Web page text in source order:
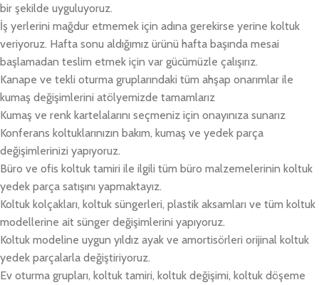
bir şekilde uyguluyoruz.
İş yerlerini mağdur etmemek için adına gerekirse yerine koltuk
veriyoruz. Hafta sonu aldığımız ürünü hafta başında mesai
başlamadan teslim etmek için var gücümüzle çalışırız.
Kanape ve tekli oturma gruplarındaki tüm ahşap onarımlar ile
kumaş değişimlerini atölyemizde tamamlarız
Kumaş ve renk kartelalarını seçmeniz için onayınıza sunarız
Konferans koltuklarınızın bakım, kumaş ve yedek parça
değişimlerinizi yapıyoruz.
Büro ve ofis koltuk tamiri ile ilgili tüm büro malzemelerinin koltuk
yedek parça satışını yapmaktayız.
Koltuk kolçakları, koltuk süngerleri, plastik aksamları ve tüm koltuk
modellerine ait sünger değişimlerini yapıyoruz.
Koltuk modeline uygun yıldız ayak ve amortisörleri orijinal koltuk
yedek parçalarla değiştiriyoruz.
Ev oturma grupları, koltuk tamiri, koltuk değişimi, koltuk döşeme